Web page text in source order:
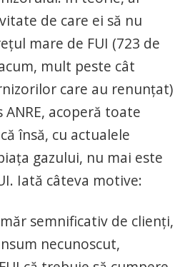
de care ei să nu
mare de FUI (723 de
mult peste cât
care au renunțat)
acoperă toate
însă, cu actualele
gazului, nu mai este
Iată câteva motive:
semnificativ de clienți,
necunoscut,